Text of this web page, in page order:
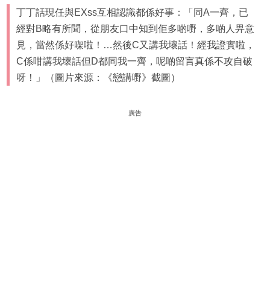
丁丁話現任與EXss互相認識都係好事：「同A一齊，已
經對B略有所聞，從朋友口中知到佢多啲嘢，多啲人畀意
見，當然係好㗎啦！…然後C又講我壞話！經我證實啦，
C係咁講我壞話但D都同我一齊，呢啲留言真係不攻自破
呀！」（圖片來源：《戀講嘢》截圖）
廣告